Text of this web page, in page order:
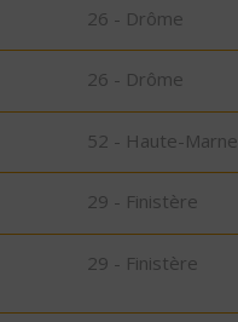
26 - Drôme
26 - Drôme
52 - Haute-Marne
29 - Finistère
29 - Finistère